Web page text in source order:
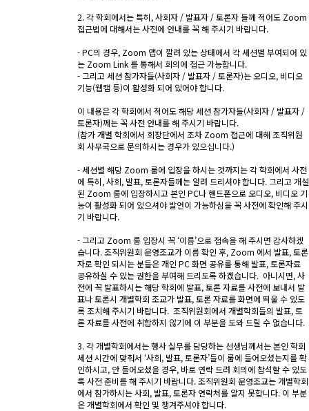
2. 각 학회에서는 특히, 사회자 / 발표자 / 토론자 들께 적어도 Zoom
접근법에 대해서는 사전에 안내를 꼭 해 주시기 바랍니다.
- PC의 경우, Zoom 앱이 깔려 있는 상태에서 각 세션별 부여되어 있
는 Zoom Link 를 통해서 회의에 접근 가능합니다.
- 그리고 세션 참가자들(사회자 / 발표자 / 토론자)는 오디오, 비디오
기능(웹캠 등)이 활성화 되어 있어야 합니다.
이 내용은 각 학회에서 적어도 해당 세션 참가자들(사회자 / 발표자 /
토론자)께는 꼭 사전 안내를 해 주시기 바랍니다.
(참가 개별 학회에서 회장단에서 조차 Zoom 접근에 대해 조직위원
회 사무국으로 문의하시는 경우가 있으십니다.)
- 세션별 해당 Zoom 룸에 입장을 하시는 것까지는 각 학회에서 사전
에 특히, 사회, 발표, 토론자들께는 알려 드리셔야 합니다. 그리고 개설
된 Zoom 룸에 입장하시고 본인 PC나 핸드폰으로 오디오, 비디오 기
능이 활성화 되어 있으셔야 발언이 가능하심을 꼭 사전에 확인해 주시
기 바랍니다.
- 그리고 Zoom 룸 입장시 꼭 ‘이름’으로 접속을 해 주시면 감사하겠
습니다. 조직위원회 운영조교가 이름 확인 후, Zoom 에서 발표, 토론
자로 확인 되시는 분들은 개인 PC 화면 공유를 통해 발표, 토론자료
공유하실 수 있는 권한을 부여해 드리도록 하겠습니다. 아니시면, 사
전에 꼭 발표하시는 해당 학회에 발표, 토론 자료를 사전에 보내서 발
표나 토론시 개별학회 조교가 발표, 토론 자료를 화면에 띄울 수 있도
록 조치해 주시기 바랍니다. 조직위원회에서 개별학회들의 발표, 토
론 자료를 사전에 취합하지 않기에 이 부분을 도와 드릴 수 없습니다.
3. 각 개별학회에서는 행사 실무를 담당하는 선생님께서는 본인 학회
세션 시간에 맞춰서 ‘사회, 발표, 토론자’들이 룸에 들어오셨는지를 확
인하시고, 안 들어오셨을 경우, 바로 연락 드려 회의에 참석할 수 있도
록 사전 준비를 해 주시기 바랍니다. 조직위원회 운영조교는 개별학회
에서 참가하시는 사회, 발표, 토론자 연락처를 알지 못합니다. 이 부분
은 개별학회에서 확인 및 챙겨주셔야 합니다.